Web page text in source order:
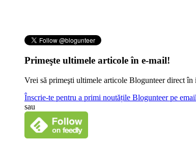
Primeşte ultimele articole în e-mail!
Vrei să primeşti ultimele articole Blogunteer direct
Înscrie-te pentru a primi noutățile Blogunteer pe
sau